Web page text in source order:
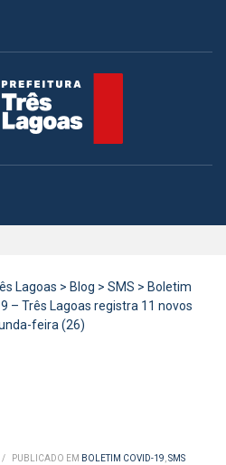
Lagoas > Blog > SMS > Boletim
– Três Lagoas registra 11 novos
feira (26)
/ PUBLICADO EM BOLETIM COVID-19,SMS